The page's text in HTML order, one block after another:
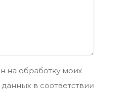
на обработку моих
в соответствии